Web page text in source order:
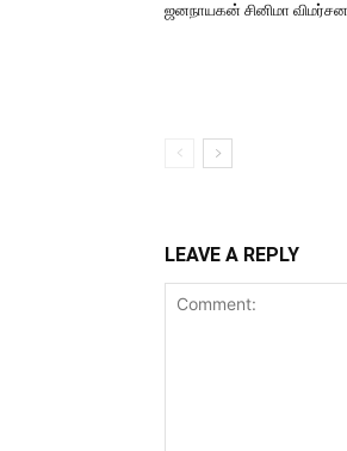
ஜனநாயகன் சினிமா
LEAVE A REPLY